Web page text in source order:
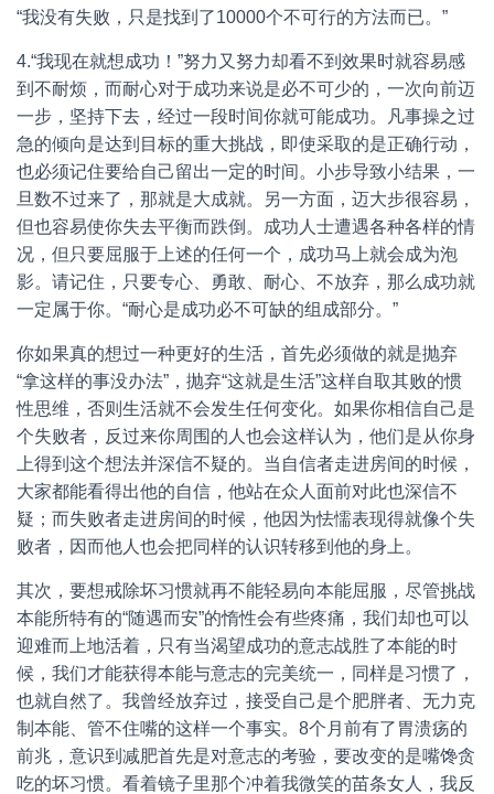
“我没有失败，只是找到了10000个不可行的方法而已。”
4.“我现在就想成功！”努力又努力却看不到效果时就容易感
到不耐烦，而耐心对于成功来说是必不可少的，一次向前迈
一步，坚持下去，经过一段时间你就可能成功。凡事操之过
急的倾向是达到目标的重大挑战，即使采取的是正确行动，
也必须记住要给自己留出一定的时间。小步导致小结果，一
旦数不过来了，那就是大成就。另一方面，迈大步很容易，
但也容易使你失去平衡而跌倒。成功人士遭遇各种各样的情
况，但只要屈服于上述的任何一个，成功马上就会成为泡
影。请记住，只要专心、勇敢、耐心、不放弃，那么成功就
一定属于你。“耐心是成功必不可缺的组成部分。”
你如果真的想过一种更好的生活，首先必须做的就是抛弃
“拿这样的事没办法”，抛弃“这就是生活”这样自取其败的惯
性思维，否则生活就不会发生任何变化。如果你相信自己是
个失败者，反过来你周围的人也会这样认为，他们是从你身
上得到这个想法并深信不疑的。当自信者走进房间的时候，
大家都能看得出他的自信，他站在众人面前对此也深信不
疑；而失败者走进房间的时候，他因为怯懦表现得就像个失
败者，因而他人也会把同样的认识转移到他的身上。
其次，要想戒除坏习惯就再不能轻易向本能屈服，尽管挑战
本能所特有的“随遇而安”的惰性会有些疼痛，我们却也可以
迎难而上地活着，只有当渴望成功的意志战胜了本能的时
候，我们才能获得本能与意志的完美统一，同样是习惯了，
也就自然了。我曾经放弃过，接受自己是个肥胖者、无力克
制本能、管不住嘴的这样一个事实。8个月前有了胃溃疡的
前兆，意识到减肥首先是对意志的考验，要改变的是嘴馋贪
吃的坏习惯。看着镜子里那个冲着我微笑的苗条女人，我反